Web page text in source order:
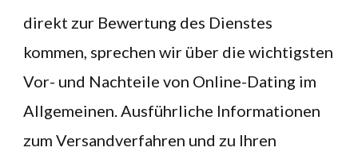
direkt zur Bewertung des Dienstes
kommen, sprechen wir über die wichtigsten
Vor- und Nachteile von Online-Dating im
Allgemeinen. Ausführliche Informationen
zum Versandverfahren und zu Ihren